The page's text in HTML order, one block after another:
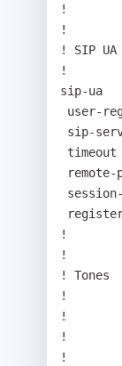
!
!
! SIP
!
sip-ua
!
!
! Tones
!
!
!
!